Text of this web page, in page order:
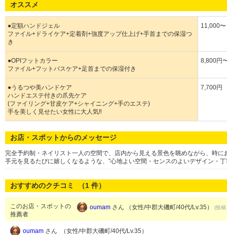
オススメ
●定額ハンドジェル
ファイル+ドライケア+定着剤+強度アップ仕上げ+手首までの保湿つ
き
11,000〜
●OPIフットカラー
ファイル+フットバスケア+足首までの保湿付き
8,800円
●うるつや美ハンドケア
ハンドエステ付きの爪先ケア
(ファイリング+甘皮ケア+シャイニング+手のエステ)
手を美しく見せたい女性に大人気‼︎
7,700円
お店・スポットからのメッセージ
完全予約制・ネイリスト一人の空間で、店内から見える景色を眺めながら、時
手元を見るたびに嬉しくなるような、”心地よい空間・センスのよいデザイン・
おすすめのクチコミ （1 件）
このお店・スポットの
推薦者
oumam さん （女性/中郡大磯町/40代/Lv.35） (投
oumam さん （女性/中郡大磯町/40代/Lv.35）